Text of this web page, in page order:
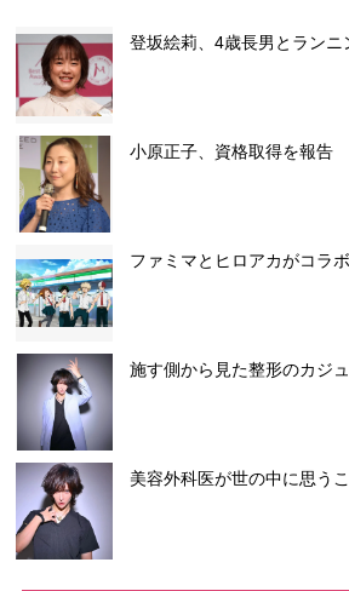
登坂絵莉、4歳長男とランニ
小原正子、資格取得を報告
ファミマとヒロアカがコラボ
施す側から見た整形のカジ
美容外科医が世の中に思う